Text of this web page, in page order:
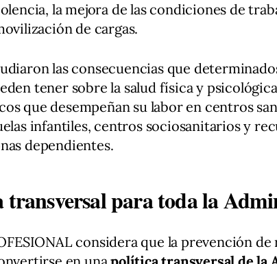
la mejora de las condiciones de
de cargas.
las consecuencias que
tener sobre la salud física y
que desempeñan su labor en centros
infantiles, centros sociosanitarios y
dependientes.
transversal para toda la
considera que la prevención de